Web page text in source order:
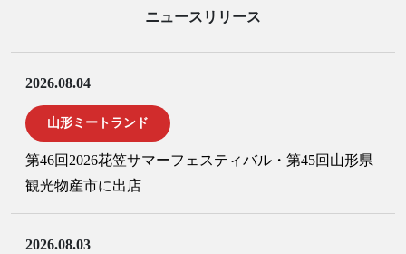
ニュースリリース
2026.08.04
山形ミートランド
第46回2026花笠サマーフェスティバル・第45回山形県
観光物産市に出店
2026.08.03